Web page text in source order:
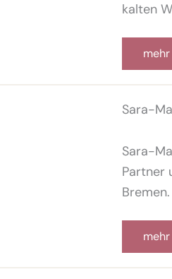
kalten
Sara-
Sara-
Partner